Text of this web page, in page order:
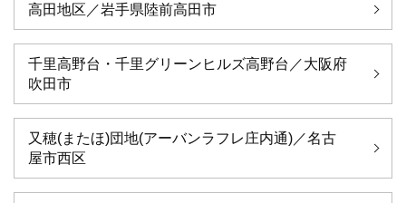
高田地区／岩手県陸前高田市
千里高野台・千里グリーンヒルズ高野台／大阪府
吹田市
又穂(またほ)団地(アーバンラフレ庄内通)／名古
屋市西区